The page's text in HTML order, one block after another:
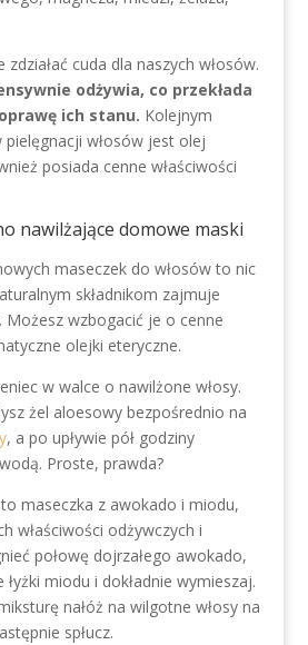
cuda dla naszych włosów.
odżywia, co przekłada
ich stanu. Kolejnym
włosów jest olej
posiada cenne właściwości
nawilżające domowe maski
maseczek do włosów to nic
składnikom zajmuje
Możesz wzbogacić je o cenne
olejki eteryczne.
w walce o nawilżone włosy.
żel aloesowy bezpośrednio na
, a po upływie pół godziny
Proste, prawda?
maseczka z awokado i miodu,
właściwości odżywczych i
połowę dojrzałego awokado,
miodu i dokładnie wymieszaj.
nałóż na wilgotne włosy na
spłucz.